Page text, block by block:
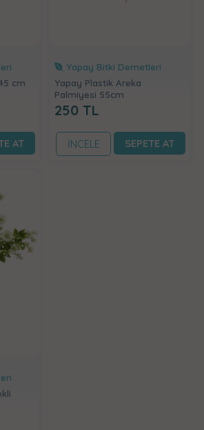
cm
AT
Yapay Bitki Demetleri
Yapay Plastik Areka
Palmiyesi 55cm
250 TL
SEPETE AT
İNCELE